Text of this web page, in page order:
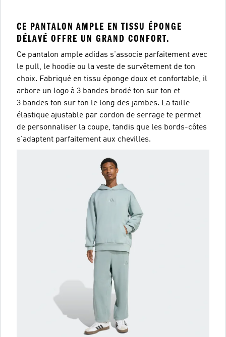
CE PANTALON AMPLE EN TISSU ÉPONGE
DÉLAVÉ OFFRE UN GRAND CONFORT.
Ce pantalon ample adidas s'associe parfaitement avec
le pull, le hoodie ou la veste de survêtement de ton
choix. Fabriqué en tissu éponge doux et confortable, il
arbore un logo à 3 bandes brodé ton sur ton et
3 bandes ton sur ton le long des jambes. La taille
élastique ajustable par cordon de serrage te permet
de personnaliser la coupe, tandis que les bords-côtes
s'adaptent parfaitement aux chevilles.